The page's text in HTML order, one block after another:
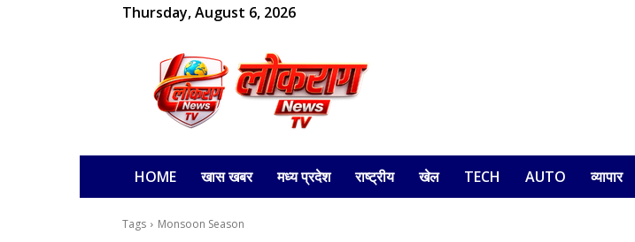
Thursday, August 6, 2026
लोकराग
HOME खास खबर मध्य प्रदेश राष्ट्रीय खेल TECH AUTO व्यापार
Tags Monsoon Season